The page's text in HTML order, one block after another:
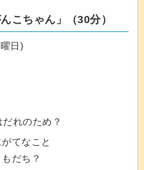
こちゃん」（30分）
日)
れのため？
なこと
ち？